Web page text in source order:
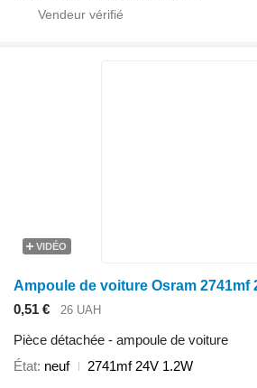
VIDÉO
Ampoule de voiture Osram 2741mf
0,51 €
26 UAH
Pièce détachée - ampoule de voiture
État neuf
2741mf 24V 1.2W